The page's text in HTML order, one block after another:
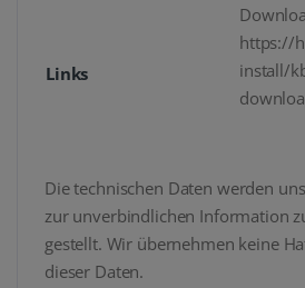
Links
https://
install/
Die technischen Daten werden
zur unverbindlichen Information
gestellt. Wir übernehmen keine
dieser Daten.